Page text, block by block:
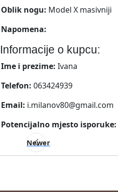
Oblik nogu: Model X masivniji
Napomena:
Informacije o kupcu:
Ime i prezime: Ivana
Telefon: 063424939
Email: i.milanov80@gmail.com
Potencijalno mjesto isporuke:
Newer